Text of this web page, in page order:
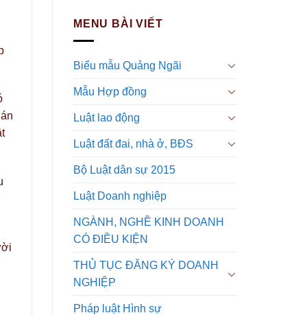
MENU BÀI VIẾT
Biểu mẫu Quảng Ngãi
Mẫu Hợp đồng
Luật lao động
Luật đất đai, nhà ở, BĐS
Bộ Luật dân sự 2015
Luật Doanh nghiệp
NGÀNH, NGHỀ KINH DOANH
CÓ ĐIỀU KIỆN
THỦ TỤC ĐĂNG KÝ DOANH
NGHIỆP
Pháp luật Hình sự